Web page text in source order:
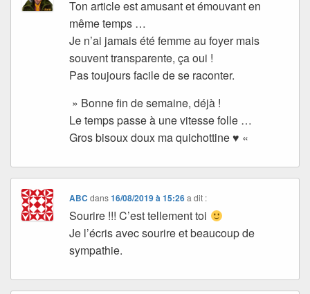
Ton article est amusant et émouvant en
même temps …
Je n’ai jamais été femme au foyer mais
souvent transparente, ça oui !
Pas toujours facile de se raconter.
» Bonne fin de semaine, déjà !
Le temps passe à une vitesse folle …
Gros bisoux doux ma quichottine ♥ «
ABC dans16/08/2019 à 15:26 a dit :
Sourire !!! C’est tellement toi
Je l’écris avec sourire et beaucoup de
sympathie.